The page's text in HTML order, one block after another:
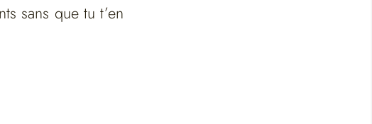
sans que tu t’en